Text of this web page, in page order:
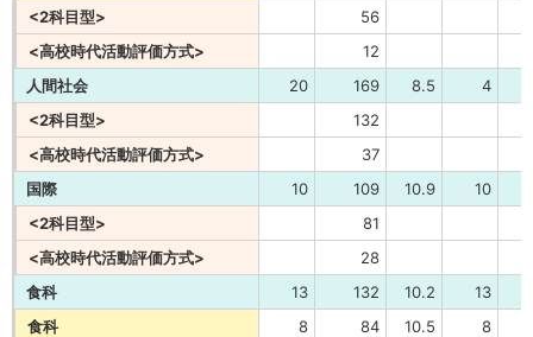
<2科目型>
56
<高校時代活動評価方式>
12
人間社会
20 169 8.5
4
<2科目型>
132
<高校時代活動評価方式>
37
国際
10 109 10.9
10
<2科目型>
81
<高校時代活動評価方式>
28
食科
13 132 10.2
13
食科
8 84 10.5
8